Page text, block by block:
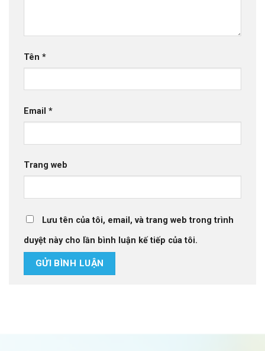
Tên *
Email *
Trang web
Lưu tên của tôi, email, và trang web trong trình
duyệt này cho lần bình luận kế tiếp của tôi.